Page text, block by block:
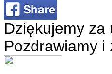
Dziękujemy za
Pozdrawiamy i